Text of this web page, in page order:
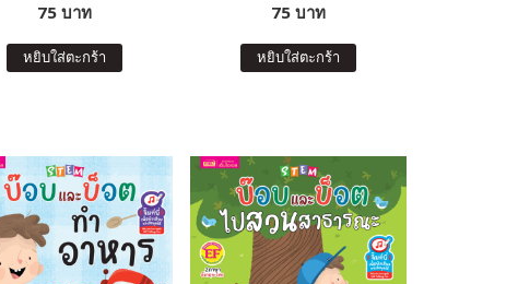
75 บาท
หยิบใส่ตะกร้า
75 บาท
หยิบใส่ตะกร้า